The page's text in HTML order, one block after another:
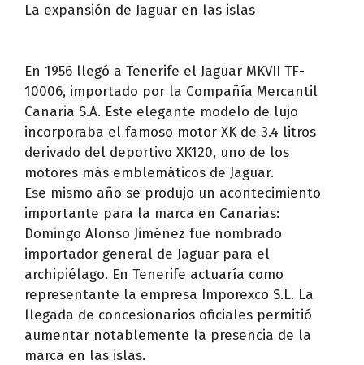
La expansión de Jaguar en las islas
En 1956 llegó a Tenerife el Jaguar MKVII TF-
10006, importado por la Compañía Mercantil
Canaria S.A. Este elegante modelo de lujo
incorporaba el famoso motor XK de 3.4 litros
derivado del deportivo XK120, uno de los
motores más emblemáticos de Jaguar.
Ese mismo año se produjo un acontecimiento
importante para la marca en Canarias:
Domingo Alonso Jiménez fue nombrado
importador general de Jaguar para el
archipiélago. En Tenerife actuaría como
representante la empresa Imporexco S.L. La
llegada de concesionarios oficiales permitió
aumentar notablemente la presencia de la
marca en las islas.